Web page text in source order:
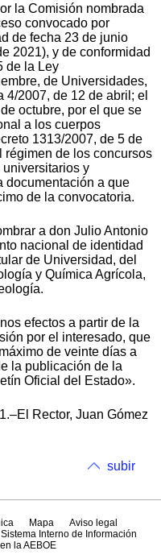
la Comisión nombrada
convocado por
de fecha 23 de junio
2021), y de conformidad
de la Ley
de Universidades,
4/2007, de 12 de abril; el
octubre, por el que se
a los cuerpos
1313/2007, de 5 de
régimen de los concursos
y
documentación a que
de la convocatoria.
a don Julio Antonio
nacional de identidad
de Universidad, del
y Química Agrícola,
efectos a partir de la
por el interesado, que
de veinte días a
la publicación de la
Oficial del Estado».
Rector, Juan Gómez
subir
Mapa
Aviso legal
Sistema Interno de Información
la AEBOE